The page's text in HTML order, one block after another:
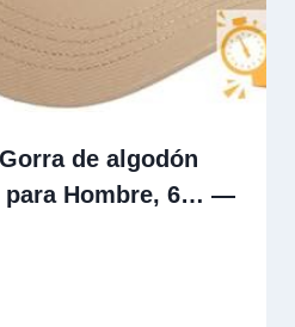
de algodón
para Hombre, 6… —